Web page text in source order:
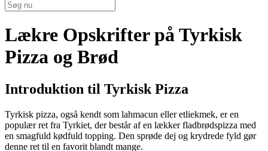
Lækre Opskrifter på Tyrkisk
Pizza og Brød
Introduktion til Tyrkisk Pizza
Tyrkisk pizza, også kendt som lahmacun eller etliekmek, er en
populær ret fra Tyrkiet, der består af en lækker fladbrødspizza med
en smagfuld kødfuld topping. Den sprøde dej og krydrede fyld gør
denne ret til en favorit blandt mange.